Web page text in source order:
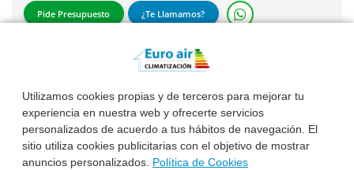
Utilizamos cookies propias y de terceros para mejorar tu
experiencia en nuestra web y ofrecerte servicios
personalizados de acuerdo a tus hábitos de navegación. El
sitio utiliza cookies publicitarias con el objetivo de mostrar
anuncios personalizados. Política de Cookies
Pide Presupuesto ¿Te Llamamos?
* Todos los precios de calderas incluyen el 21% de IVA.
Precios oferta válidos para la Comunidad de Madrid.